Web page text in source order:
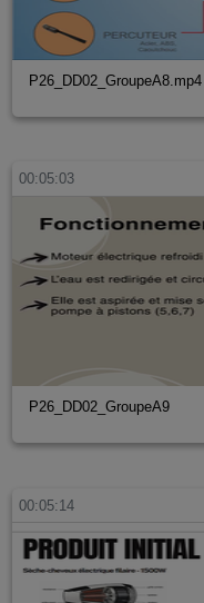
P26_DD02_GroupeA8.mp4
00:05:03
P26_DD02_GroupeA9
00:05:14